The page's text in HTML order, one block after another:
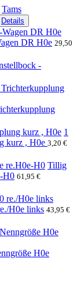
Tams
Details
DR H0e 29,50
-
1
kurz , H0e 3,20 €
Tillig
H0 61,95 €
H0e links 43,95 €
H0e